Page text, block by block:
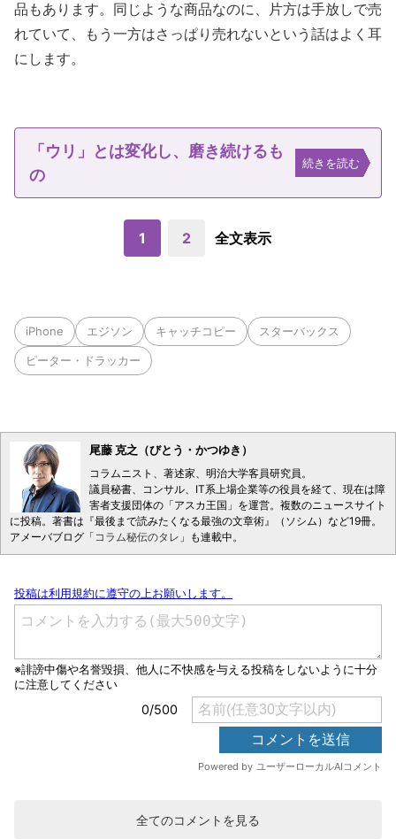
品もあります。同じような商品なのに、片方は手放しで売
れていて、もう一方はさっぱり売れないという話はよく耳
にします。
「ウリ」とは変化し、磨き続けるも
の
続きを読む
1 2 全文表示
iPhone エジソン キャッチコピー スターバックス
ピーター・ドラッカー
尾藤 克之（びとう・かつゆき）
コラムニスト、著述家、明治大学客員研究員。
議員秘書、コンサル、IT系上場企業等の役員を経て、現在は障
害者支援団体の「アスカ王国」を運営。複数のニュースサイト
に投稿。著書は『最後まで読みたくなる最強の文章術』（ソシム）など19冊。
アメーバブログ「コラム秘伝のタレ 」も連載中。
全てのコメントを見る